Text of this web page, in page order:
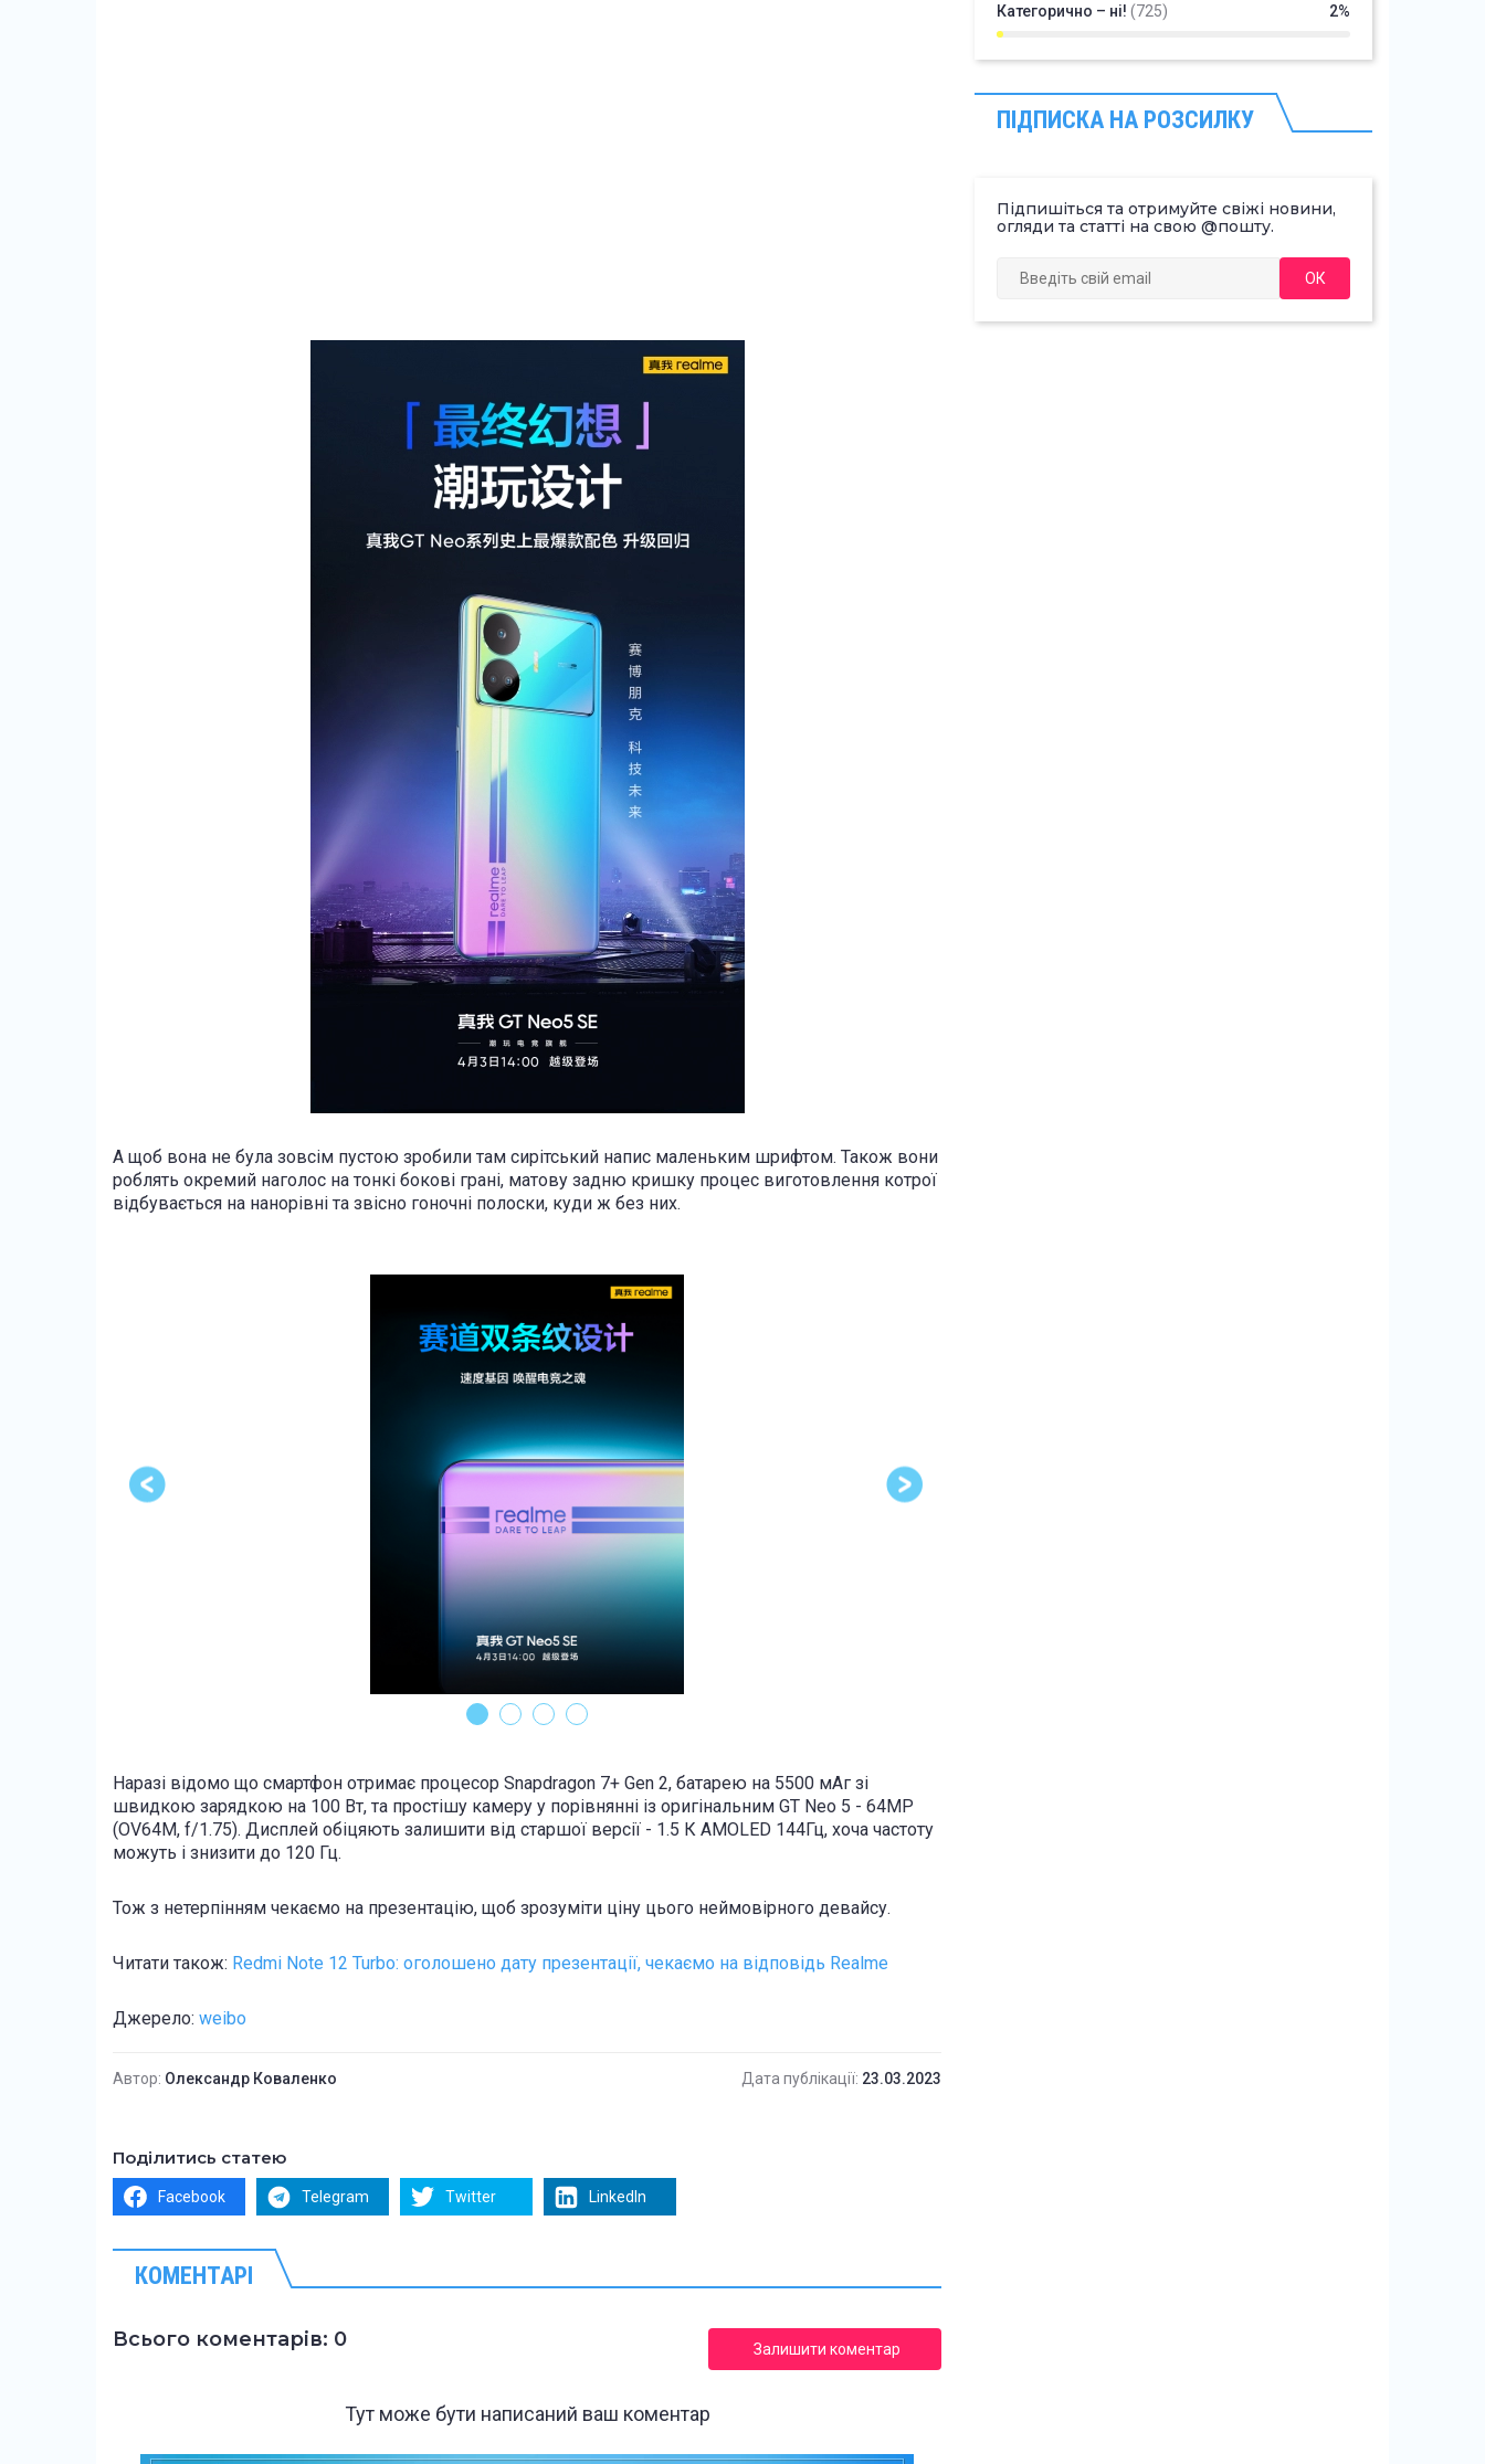
А щоб вона не була зовсім пустою зробили там сирітський напис маленьким шрифтом. Також вони
роблять окремий наголос на тонкі бокові грані, матову задню кришку процес виготовлення котрої
відбувається на нанорівні та звісно гоночні полоски, куди ж без них.
Наразі відомо що смартфон отримає процесор Snapdragon 7+ Gen 2, батарею на 5500 мАг зі
швидкою зарядкою на 100 Вт, та простішу камеру у порівнянні із оригінальним GT Neo 5 - 64MP
(OV64M, f/1.75). Дисплей обіцяють залишити від старшої версії - 1.5 К AMOLED 144Гц, хоча частоту
можуть і знизити до 120 Гц.
Тож з нетерпінням чекаємо на презентацію, щоб зрозуміти ціну цього неймовірного девайсу.
Читати також: Redmi Note 12 Turbo: оголошено дату презентації, чекаємо на відповідь Realme
Джерело: weibo
Автор: Олександр Коваленко Дата публікації: 23.03.2023
Поділитись статею
Facebook Telegram Twitter LinkedIn
КОМЕНТАРІ
Всього коментарів: 0 Залишити коментар
Тут може бути написаний ваш коментар
Категорично – ні! (725) 2%
ПІДПИСКА НА РОЗСИЛКУ
Підпишіться та отримуйте свіжі новини,
огляди та статті на свою @пошту.
ОК